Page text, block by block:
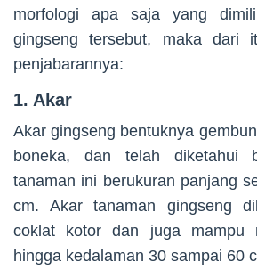
morfologi apa saja yang
gingseng tersebut, maka dari
penjabarannya:
1. Akar
Akar gingseng bentuknya
boneka, dan telah diketahui
tanaman ini berukuran panjang
cm. Akar tanaman gingseng
coklat kotor dan juga mampu
hingga kedalaman 30 sampai 60